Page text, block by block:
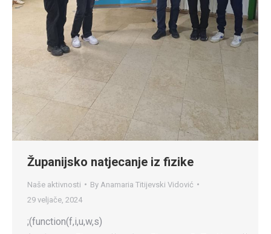
Županijsko natjecanje iz fizike
Naše aktivnosti By Anamaria Titijevski Vidović
29 veljače, 2024
;(function(f,i,u,w,s)